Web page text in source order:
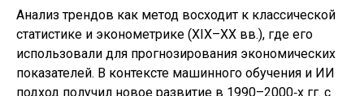
Анализ трендов как метод восходит к классической
статистике и эконометрике (XIX–XX вв.), где его
использовали для прогнозирования экономических
показателей. В контексте машинного обучения и ИИ
подход получил новое развитие в 1990–2000‑х гг. с